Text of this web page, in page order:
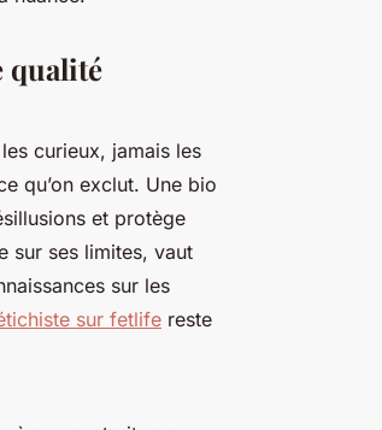
qualité
curieux, jamais les
qu’on exclut. Une bio
et protège
sur ses limites, vaut
sur les
sur fetlife reste